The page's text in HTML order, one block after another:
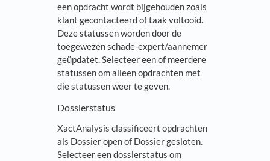
een opdracht wordt bijgehouden zoals
klant gecontacteerd of taak voltooid.
Deze statussen worden door de
toegewezen schade-expert/aannemer
geüpdatet. Selecteer een of meerdere
statussen om alleen opdrachten met
die statussen weer te geven.
Dossierstatus
XactAnalysis classificeert opdrachten
als Dossier open of Dossier gesloten.
Selecteer een dossierstatus om